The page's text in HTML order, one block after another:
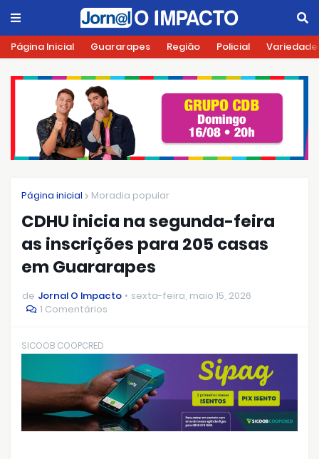
Página Inicial Guararapes Região Policial
Página inicial Moradia popular
CDHU inicia na segunda-feira
as inscrições para 205 casas
em Guararapes
de Jornal O Impacto
sexta-feira, maio 15, 2026
1 Comentários
SICOOB COOPCRED